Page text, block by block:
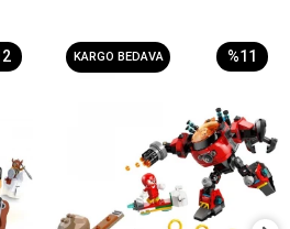
KARGO BEDAVA %11